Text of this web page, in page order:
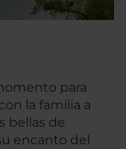
para
la familia a
bellas de
encanto del